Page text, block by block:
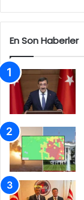
En Son Haberler